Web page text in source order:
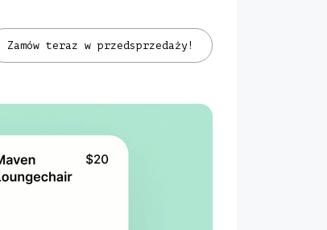
Zamów teraz w przedsprzedaży!